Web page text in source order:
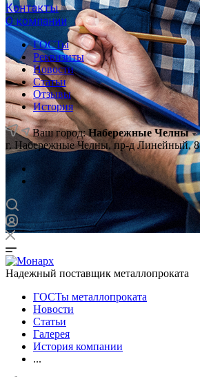
Контакты
О компании
ГОСТы
Реквизиты
Новости
Статьи
Отзывы
История
Ваш город:Набережные Челны
г. Набережные Челны, пр-д Линейный, 8
Надежный поставщик металлопроката
ГОСТы металлопроката
Новости
Статьи
Галерея
История компании
...